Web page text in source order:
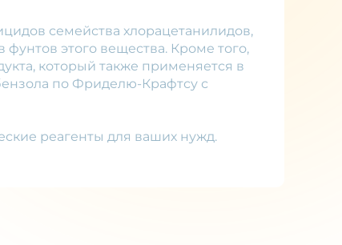
семейства хлорацетанилидов,
этого вещества. Кроме того,
который также применяется в
по Фриделю-Крафтсу с
реагенты для ваших нужд.